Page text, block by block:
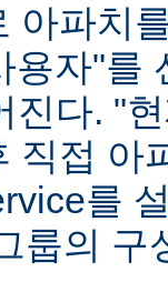
아파치
용자"를
진다. "
직접 아
를
룹의 구